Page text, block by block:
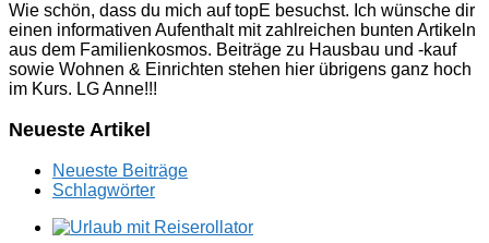
Wie schön, dass du mich auf topE besuchst. Ich wünsche dir
einen informativen Aufenthalt mit zahlreichen bunten Artikeln
aus dem Familienkosmos. Beiträge zu Hausbau und -kauf
sowie Wohnen & Einrichten stehen hier übrigens ganz hoch
im Kurs. LG Anne!!!
Neueste Artikel
Neueste Beiträge
Schlagwörter